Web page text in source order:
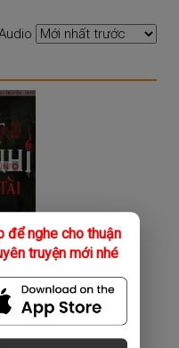
để nghe cho thuận
truyện mới nhé